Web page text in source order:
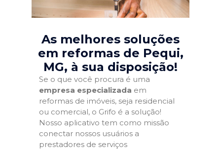
As melhores soluções
em reformas de Pequi,
MG, à sua disposição!
Se o que você procura é uma
empresa especializada em
reformas de imóveis, seja residencial
ou comercial, o Grifo é a solução!
Nosso aplicativo tem como missão
conectar nossos usuários a
prestadores de serviços